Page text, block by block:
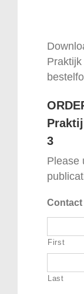
3
Please
Contact
First
Last